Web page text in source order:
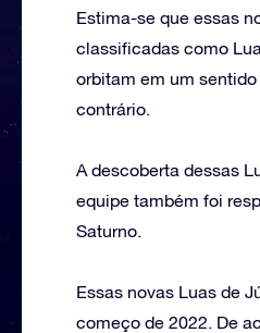
Estima-se que essas
classificadas como
orbitam em um
contrário.
A descoberta dessas
equipe também foi
Saturno.
Essas novas Luas de
começo de 2022. De